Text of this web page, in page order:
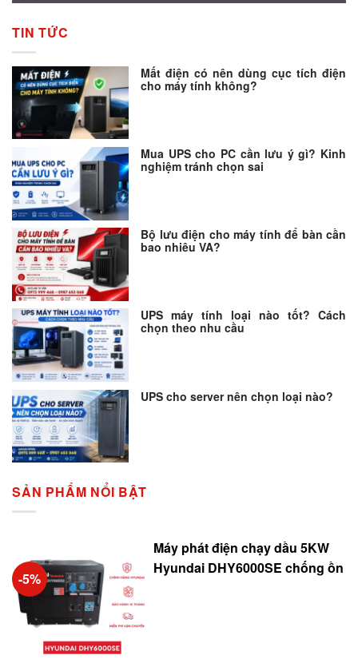
TIN TỨC
Mất điện có nên dùng cục tích điện
cho máy tính không?
Mua UPS cho PC cần lưu ý gì? Kinh
nghiệm tránh chọn sai
Bộ lưu điện cho máy tính để bàn cần
bao nhiêu VA?
UPS máy tính loại nào tốt? Cách
chọn theo nhu cầu
UPS cho server nên chọn loại nào?
SẢN PHẨM NỔI BẬT
-5%
Máy phát điện chạy dầu 5KW
Hyundai DHY6000SE chống ồn